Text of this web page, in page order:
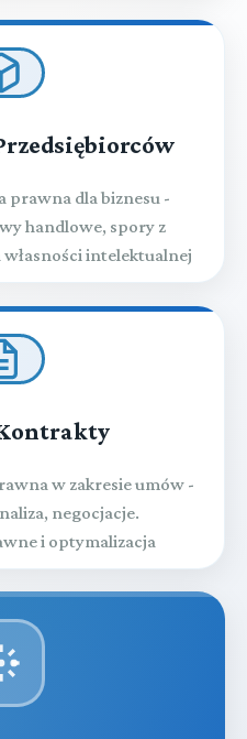
prawna dla biznesu -
handlowe, spory z
intelektualnej
w zakresie umów -
negocjacje.
i optymalizacja